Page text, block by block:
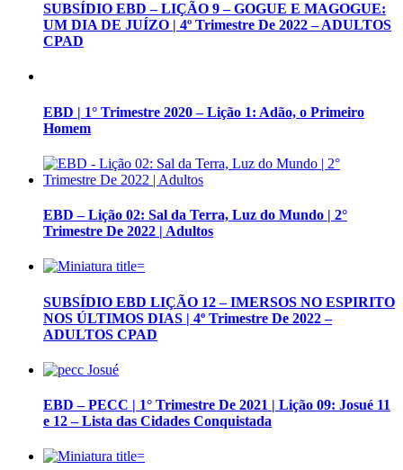
SUBSÍDIO EBD – LIÇÃO 9 – GOGUE E MAGOGUE:
UM DIA DE JUÍZO | 4º Trimestre De 2022 – ADULTOS
CPAD
EBD | 1° Trimestre 2020 – Lição 1: Adão, o Primeiro
Homem
EBD – Lição 02: Sal da Terra, Luz do Mundo | 2°
Trimestre De 2022 | Adultos
SUBSÍDIO EBD LIÇÃO 12 – IMERSOS NO ESPIRITO
NOS ÚLTIMOS DIAS | 4º Trimestre De 2022 –
ADULTOS CPAD
EBD – PECC | 1° Trimestre De 2021 | Lição 09: Josué 11
e 12 – Lista das Cidades Conquistada